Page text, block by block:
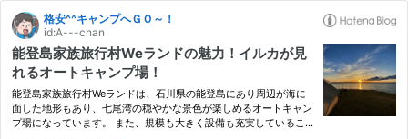
格安^^キャンプへＧＯ～！
id:A---chan
能登島家族旅行村Weランドの魅力！イルカが見
れるオートキャンプ場！
能登島家族旅行村Weランドは、石川県の能登島にあり周辺が海に
面した地形もあり、七尾湾の穏やかな景色が楽しめるオートキャン
プ場になっています。 また、規模も大きく設備も充実しているこ